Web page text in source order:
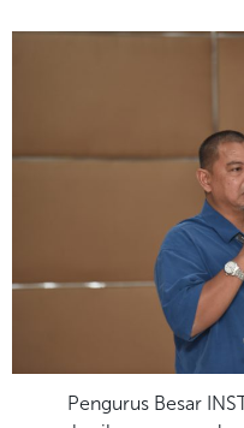
Pengurus Besar